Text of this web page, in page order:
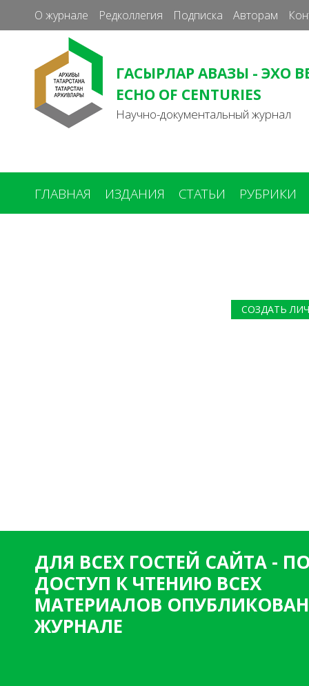
О журнале Редколлегия Подписка Авторам
ГАСЫРЛАР АВАЗЫ - ЭХО
ECHO OF CENTURIES
Научно-документальный журнал
ГЛАВНАЯ ИЗДАНИЯ СТАТЬИ РУБРИКИ
СОЗДАТЬ
ДЛЯ ВСЕХ ГОСТЕЙ САЙТА -
ДОСТУП К ЧТЕНИЮ ВСЕХ
МАТЕРИАЛОВ
ЖУРНАЛЕ